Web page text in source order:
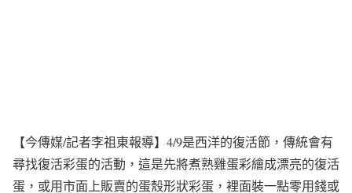
【今傳媒/記者李祖東報導】4/9是西洋的復活節，傳統會有
尋找復活彩蛋的活動，這是先將煮熟雞蛋彩繪成漂亮的復活
蛋，或用市面上販賣的蛋殼形狀彩蛋，裡面裝一點零用錢或